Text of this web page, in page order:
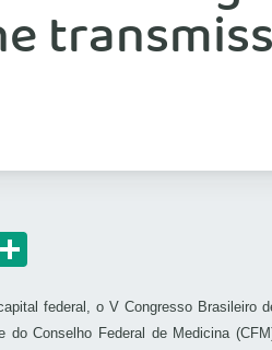
federal, o V Congresso
do Conselho Federal de Medicina